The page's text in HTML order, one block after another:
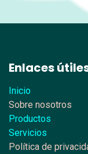
Enlaces
Inicio
Sobre nosotros
Productos
Servicios
Política de